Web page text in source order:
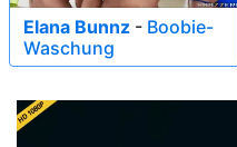
Elana Bunnz - Boobie-
Waschung